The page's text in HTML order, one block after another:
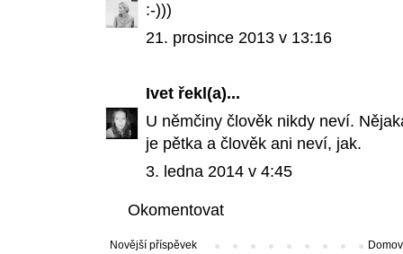
:-)))
21. prosince 2013 v 13:16
Ivet řekl(a)...
U němčiny člověk nikdy neví.
je pětka a člověk ani neví, jak.
3. ledna 2014 v 4:45
Okomentovat
Novější příspěvek